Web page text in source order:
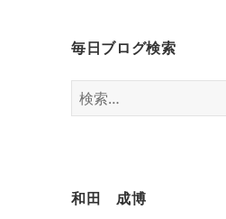
毎日ブログ検索
検
索:
和田 成博